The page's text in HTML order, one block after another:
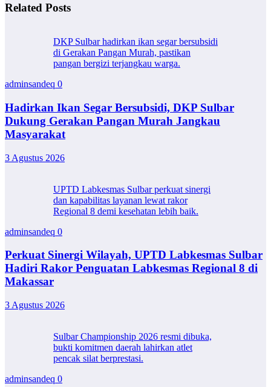
Related Posts
DKP Sulbar hadirkan ikan segar bersubsidi
di Gerakan Pangan Murah, pastikan
pangan bergizi terjangkau warga.
adminsandeq 0
Hadirkan Ikan Segar Bersubsidi, DKP Sulbar
Dukung Gerakan Pangan Murah Jangkau
Masyarakat
3 Agustus 2026
UPTD Labkesmas Sulbar perkuat sinergi
dan kapabilitas layanan lewat rakor
Regional 8 demi kesehatan lebih baik.
adminsandeq 0
Perkuat Sinergi Wilayah, UPTD Labkesmas Sulbar
Hadiri Rakor Penguatan Labkesmas Regional 8 di
Makassar
3 Agustus 2026
Sulbar Championship 2026 resmi dibuka,
bukti komitmen daerah lahirkan atlet
pencak silat berprestasi.
adminsandeq 0